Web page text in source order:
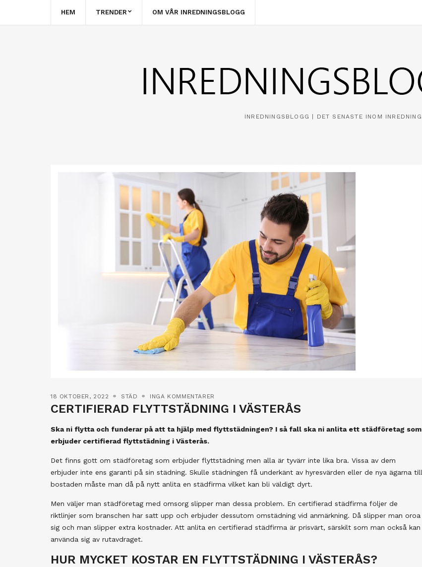
HEM TRENDER OM VÅR INREDNINGSBLOGG
INREDNINGSBLOGG | DET SENASTE INOM INREDNING
18 OKTOBER, 2022 STÄD INGA KOMMENTARER
CERTIFIERAD FLYTTSTÄDNING I VÄSTERÅS
Ska ni flytta och funderar på att ta hjälp med flyttstädningen? I så fall ska ni anlita ett städföretag som
erbjuder certifierad flyttstädning i Västerås.
Det finns gott om städföretag som erbjuder flyttstädning men alla är tyvärr inte lika bra. Vissa av dem
erbjuder inte ens garanti på sin städning. Skulle städningen få underkänt av hyresvärden eller de nya ägarna till
bostaden måste man då på nytt anlita en städfirma vilket kan bli väldigt dyrt.
Men väljer man städföretag med omsorg slipper man dessa problem. En certifierad städfirma följer de
riktlinjer som branschen har satt upp och erbjuder dessutom omstädning vid anmärkning. Då slipper man oroa
sig och man slipper extra kostnader. Att anlita en certifierad städfirma är prisvärt, särskilt som man också kan
använda sig av rutavdraget.
HUR MYCKET KOSTAR EN FLYTTSTÄDNING I VÄSTERÅS?